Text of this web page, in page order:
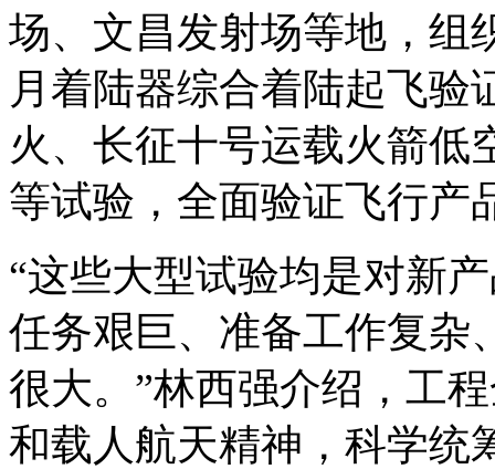
场、文昌发射场等地，组
月着陆器综合着陆起飞验
火、长征十号运载火箭低
等试验，全面验证飞行产
“这些大型试验均是对新
任务艰巨、准备工作复杂
很大。”林西强介绍，工
和载人航天精神，科学统